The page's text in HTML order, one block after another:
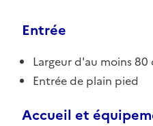
Entrée
Largeur d'au moins 80
Entrée de plain pied
Accueil et